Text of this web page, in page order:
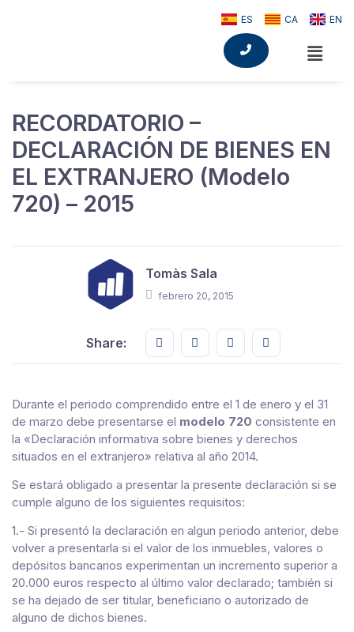
ES CA EN
RECORDATORIO –
DECLARACIÓN DE BIENES EN
EL EXTRANJERO (Modelo
720) – 2015
Tomàs Sala
febrero 20, 2015
Share: Share this on FaceBook
Share this on Twitter
Share this on GMail
Share this on
Durante el periodo comprendido entre el 1 de enero y el 31
de marzo debe presentarse el modelo 720 consistente en
la «Declaración informativa sobre bienes y derechos
situados en el extranjero» relativa al año 2014.
Se estará obligado a presentar la presente declaración si se
cumple alguno de los siguientes requisitos:
1.- Si presentó la declaración en algun periodo anterior, debe
volver a presentarla si el valor de los inmuebles, valores o
depósitos bancarios experimentan un incremento superior a
20.000 euros respecto al último valor declarado; también si
se ha dejado de ser titular, beneficiario o autorizado de
alguno de dichos bienes.